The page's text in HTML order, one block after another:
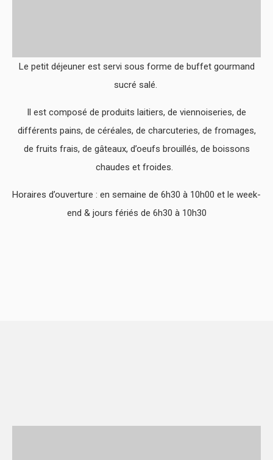
Le petit déjeuner est servi sous forme de buffet gourmand
sucré salé.
Il est composé de produits laitiers, de viennoiseries, de
différents pains, de céréales, de charcuteries, de fromages,
de fruits frais, de gâteaux, d’oeufs brouillés, de boissons
chaudes et froides.
Horaires d’ouverture : en semaine de 6h30 à 10h00 et le week-
end & jours fériés de 6h30 à 10h30